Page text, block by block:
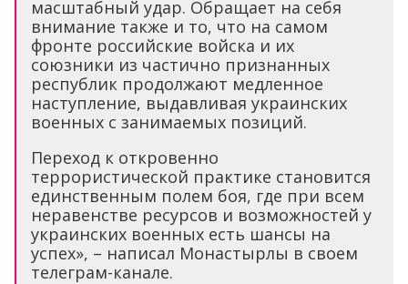
масштабный удар. Обращает на себя
внимание также и то, что на самом
фронте российские войска и их
союзники из частично признанных
республик продолжают медленное
наступление, выдавливая украинских
военных с занимаемых позиций.
Переход к откровенно
террористической практике становится
единственным полем боя, где при всем
неравенстве ресурсов и возможностей у
украинских военных есть шансы на
успех», – написал Монастырлы в своем
телеграм-канале.